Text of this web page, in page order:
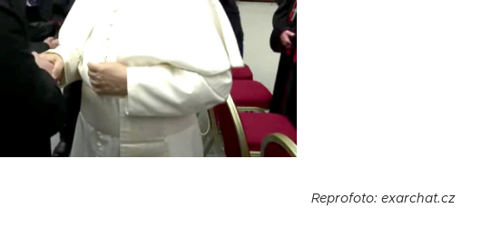
Reprofoto: exarchat.cz